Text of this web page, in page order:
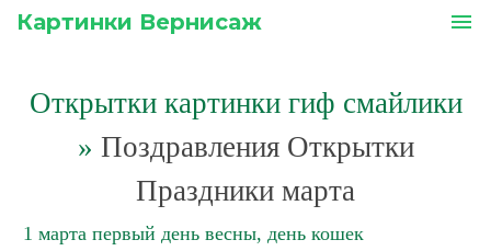
Картинки Вернисаж menu
Открытки картинки гиф смайлики
» Поздравления Открытки
Праздники марта
1 марта первый день весны, день кошек